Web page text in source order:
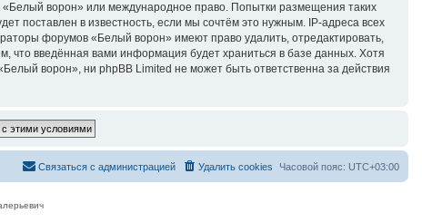
«Белый ворон» или международное право. Попытки размещения таких
поставлен в известность, если мы сочтём это нужным. IP-адреса всех
форумов «Белый ворон» имеют право удалить, отредактировать,
что введённая вами информация будет храниться в базе данных. Хотя
ворон», ни phpBB Limited не может быть ответственна за действия
Часовой пояс: UTC+03:00
Удалить cookies
Связаться с администрацией